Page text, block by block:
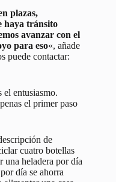
plazas,
haya tránsito
avanzar con el
para eso«, añade
puede contactar:
entusiasmo.
el primer paso
de
cuatro botellas
una heladera por día
día se ahorra